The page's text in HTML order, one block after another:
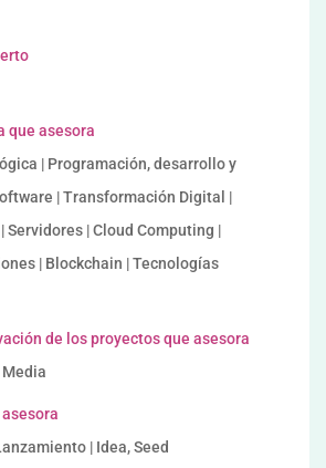
que asesora
| Programación, desarrollo y
| Transformación Digital |
Servidores | Cloud Computing |
| Blockchain | Tecnologías
de los proyectos que asesora
| Idea, Seed